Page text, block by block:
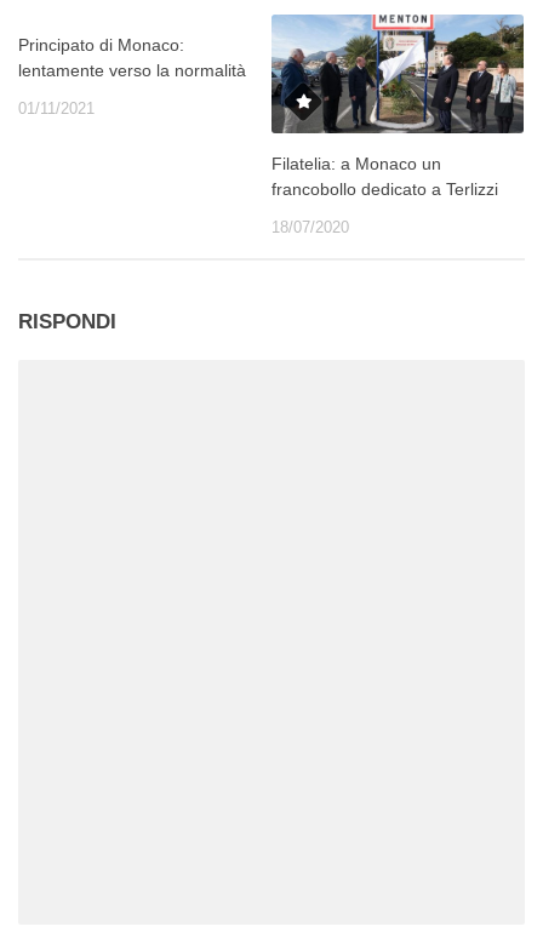
Principato di Monaco:
lentamente verso la normalità
01/11/2021
Filatelia: a Monaco un
francobollo dedicato a Terlizzi
18/07/2020
RISPONDI